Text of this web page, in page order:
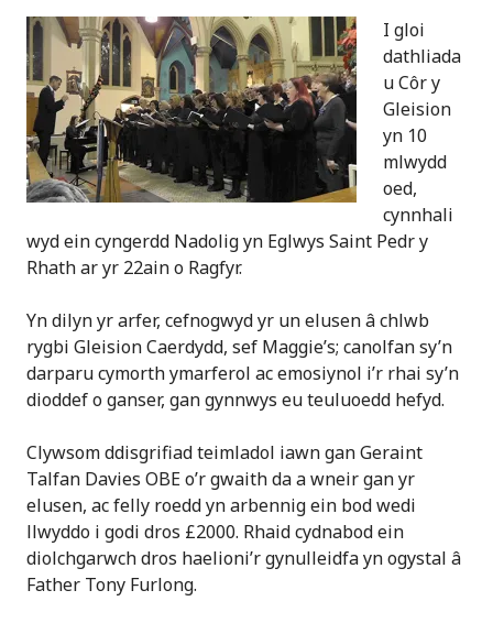
I gloi
dathliada
u Côr y
Gleision
yn 10
mlwydd
oed,
cynnhali
wyd ein cyngerdd Nadolig yn Eglwys Saint Pedr y
Rhath ar yr 22ain o Ragfyr.
Yn dilyn yr arfer, cefnogwyd yr un elusen â chlwb
rygbi Gleision Caerdydd, sef Maggie’s; canolfan sy’n
darparu cymorth ymarferol ac emosiynol i’r rhai sy’n
dioddef o ganser, gan gynnwys eu teuluoedd hefyd.
Clywsom ddisgrifiad teimladol iawn gan Geraint
Talfan Davies OBE o’r gwaith da a wneir gan yr
elusen, ac felly roedd yn arbennig ein bod wedi
llwyddo i godi dros £2000. Rhaid cydnabod ein
diolchgarwch dros haelioni’r gynulleidfa yn ogystal â
Father Tony Furlong.